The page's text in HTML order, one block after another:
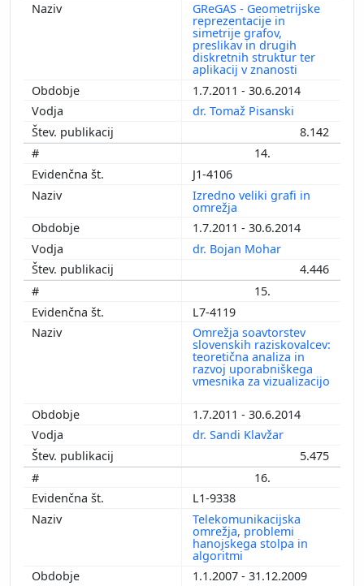
GReGAS - Geometrijske
reprezentacije in
simetrije grafov,
preslikav in drugih
diskretnih struktur ter
aplikacij v znanosti
1.7.2011 - 30.6.2014
dr. Tomaž Pisanski
8.142
14.
J1-4106
Izredno veliki grafi in
omrežja
1.7.2011 - 30.6.2014
dr. Bojan Mohar
4.446
15.
L7-4119
Omrežja soavtorstev
slovenskih raziskovalcev:
teoretična analiza in
razvoj uporabniškega
vmesnika za vizualizacijo
1.7.2011 - 30.6.2014
dr. Sandi Klavžar
5.475
16.
L1-9338
Telekomunikacijska
omrežja, problemi
hanojskega stolpa in
algoritmi
1.1.2007 - 31.12.2009